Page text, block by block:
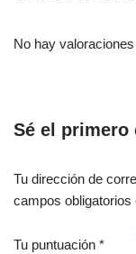
No hay valoraciones
Sé el primero
Tu dirección de
campos
Tu puntuación *